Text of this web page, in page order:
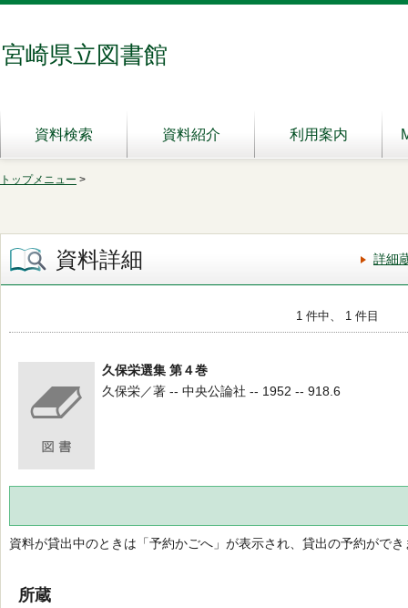
宮崎県立図書館
資料検索 資料紹介 利用案内
トップメニュー >
資料詳細 詳細
1 件中、 1 件目
久保栄選集 第４巻
久保栄／著 -- 中央公論社 -- 1952 -- 918.6
資料が貸出中のときは「予約かごへ」が表示され、貸出の予約ができ
所蔵